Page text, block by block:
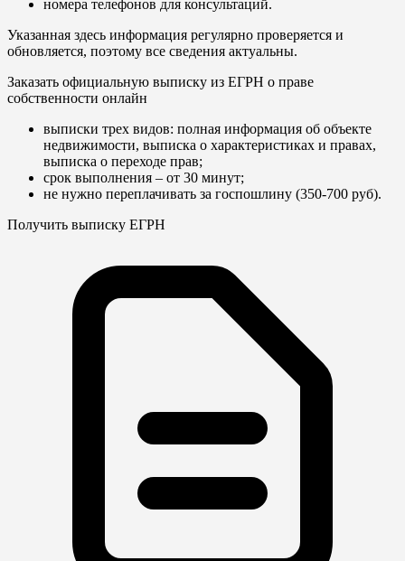
номера телефонов для консультаций.
Указанная здесь информация регулярно проверяется и
обновляется, поэтому все сведения актуальны.
Заказать официальную выписку из ЕГРН о праве
собственности онлайн
выписки трех видов: полная информация об объекте
недвижимости, выписка о характеристиках и правах,
выписка о переходе прав;
срок выполнения – от 30 минут;
не нужно переплачивать за госпошлину (350-700 руб).
Получить выписку ЕГРН